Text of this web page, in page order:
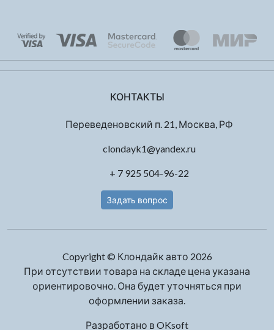
КОНТАКТЫ
Переведеновский п. 21, Москва, РФ
clondayk1@yandex.ru
+ 7 925 504-96-22
Задать вопрос
Copyright © Клондайк авто 2026
При отсутствии товара на складе цена указана
ориентировочно. Она будет уточняться при
оформлении заказа.
Разработано в OKsoft